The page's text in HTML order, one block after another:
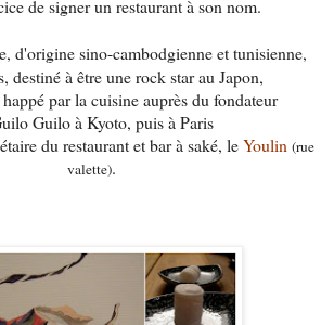
de signer un restaurant à son nom.
d'origine sino-cambodgienne et tunisienne,
destiné à être une rock star au Japon,
par la cuisine auprès du fondateur
Guilo à Kyoto, puis à Paris
du restaurant et bar à saké, leYoulin (rue
valette).